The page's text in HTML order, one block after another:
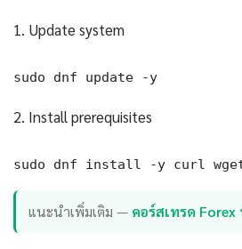
1. Update system
sudo dnf update -y
2. Install prerequisites
sudo dnf install -y curl
แนะนำเพิ่มเติม — คอร์สเทรด Forex